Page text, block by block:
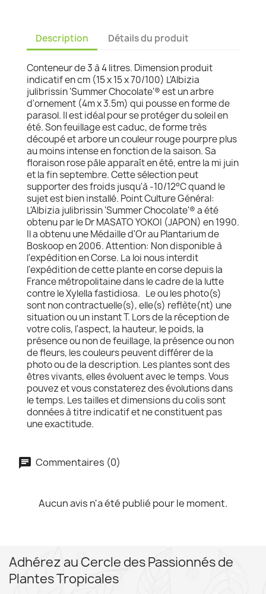
Description Détails du produit
Conteneur de 3 à 4 litres. Dimension produit
indicatif en cm (15 x 15 x 70/100) L'Albizia
julibrissin 'Summer Chocolate'® est un arbre
d'ornement (4m x 3.5m) qui pousse en forme de
parasol. Il est idéal pour se protéger du soleil en
été. Son feuillage est caduc, de forme très
découpé et arbore un couleur rouge pourpre plus
au moins intense en fonction de la saison. Sa
floraison rose pâle apparaît en été, entre la mi juin
et la fin septembre. Cette sélection peut
supporter des froids jusqu'à -10/12°C quand le
sujet est bien installé. Point Culture Général:
L'Albizia julibrissin 'Summer Chocolate'® a été
obtenu par le Dr MASATO YOKOI (JAPON) en 1990.
Il a obtenu une Médaille d'Or au Plantarium de
Boskoop en 2006. Attention: Non disponible à
l'expédition en Corse. La loi nous interdit
l'expédition de cette plante en corse depuis la
France métropolitaine dans le cadre de la lutte
contre le Xylella fastidiosa. Le ou les photo(s)
sont non contractuelle(s), elle(s) reflète(nt) une
situation ou un instant T. Lors de la réception de
votre colis, l'aspect, la hauteur, le poids, la
présence ou non de feuillage, la présence ou non
de fleurs, les couleurs peuvent différer de la
photo ou de la description. Les plantes sont des
êtres vivants, elles évoluent avec le temps. Vous
pouvez et vous constaterez des évolutions dans
le temps. Les tailles et dimensions du colis sont
données à titre indicatif et ne constituent pas
une exactitude.
Commentaires (0)
Aucun avis n'a été publié pour le moment.
Adhérez au Cercle des Passionnés de
Plantes Tropicales